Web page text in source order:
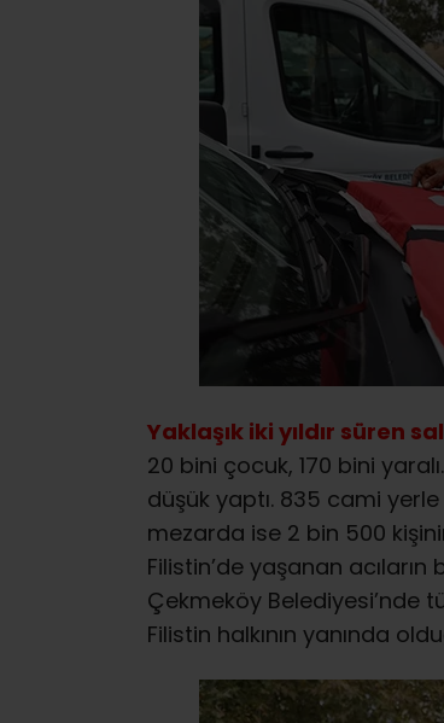
Yaklaşık iki yıldır süren
20 bini çocuk, 170 bini
düşük yaptı. 835 cami
mezarda ise 2 bin 500
Filistin’de yaşanan
Çekmeköy Belediyesi’nde
Filistin halkının yanında